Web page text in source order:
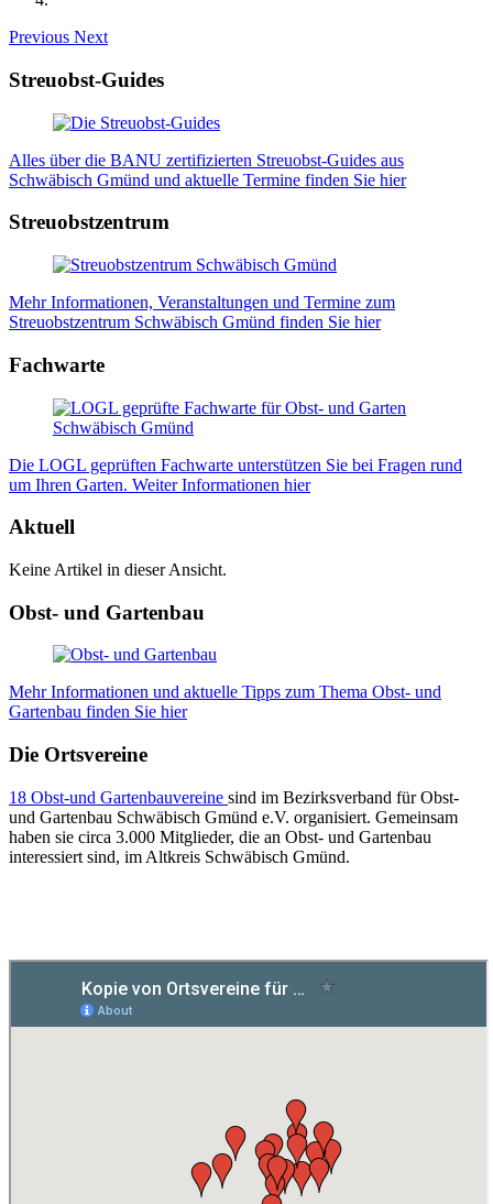
Previous Next
Streuobst-Guides
Alles über die BANU zertifizierten Streuobst-Guides aus
Schwäbisch Gmünd und aktuelle Termine finden Sie hier
Streuobstzentrum
Mehr Informationen, Veranstaltungen und Termine zum
Streuobstzentrum Schwäbisch Gmünd finden Sie hier
Fachwarte
Die LOGL geprüften Fachwarte unterstützen Sie bei Fragen rund
um Ihren Garten. Weiter Informationen hier
Aktuell
Keine Artikel in dieser Ansicht.
Obst- und Gartenbau
Mehr Informationen und aktuelle Tipps zum Thema Obst- und
Gartenbau finden Sie hier
Die Ortsvereine
18 Obst-und Gartenbauvereine sind im Bezirksverband für Obst-
und Gartenbau Schwäbisch Gmünd e.V. organisiert. Gemeinsam
haben sie circa 3.000 Mitglieder, die an Obst- und Gartenbau
interessiert sind, im Altkreis Schwäbisch Gmünd.